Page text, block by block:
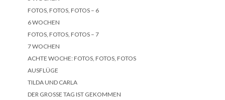
FOTOS, FOTOS, FOTOS – 6
6 WOCHEN
FOTOS, FOTOS, FOTOS – 7
7 WOCHEN
ACHTE WOCHE: FOTOS, FOTOS, FOTOS
AUSFLÜGE
TILDA UND CARLA
DER GROSSE TAG IST GEKOMMEN